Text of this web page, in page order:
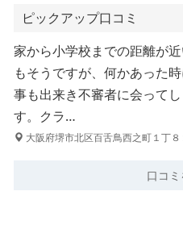
ピックアップ口コミ
家から小学校までの距離が
もそうですが、何かあった
事も出来き不審者に会って
す。クラ…
大阪府堺市北区百舌鳥西之町１丁８
口コ